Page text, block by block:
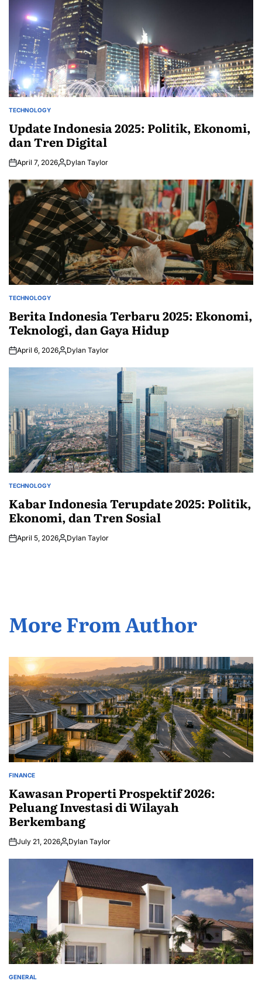
POSTED
TECHNOLOGY
Update Indonesia 2025: Politik, Ekonomi,
dan Tren Digital
April 7, 2026Posted
Dylan Taylor
POSTED
TECHNOLOGY
Berita Indonesia Terbaru 2025: Ekonomi,
Teknologi, dan Gaya Hidup
April 6, 2026Posted
Dylan Taylor
POSTED
TECHNOLOGY
Kabar Indonesia Terupdate 2025: Politik,
Ekonomi, dan Tren Sosial
April 5, 2026Posted
Dylan Taylor
More From Author
POSTED
FINANCE
Kawasan Properti Prospektif 2026:
Peluang Investasi di Wilayah
Berkembang
July 21, 2026Posted
Dylan Taylor
POSTED
GENERAL